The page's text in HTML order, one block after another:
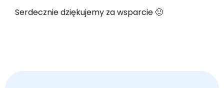
Serdecznie dziękujemy za wsparcie 🙂